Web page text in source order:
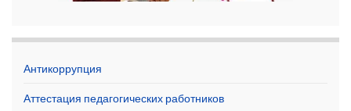
Антикоррупция
Аттестация педагогических работников